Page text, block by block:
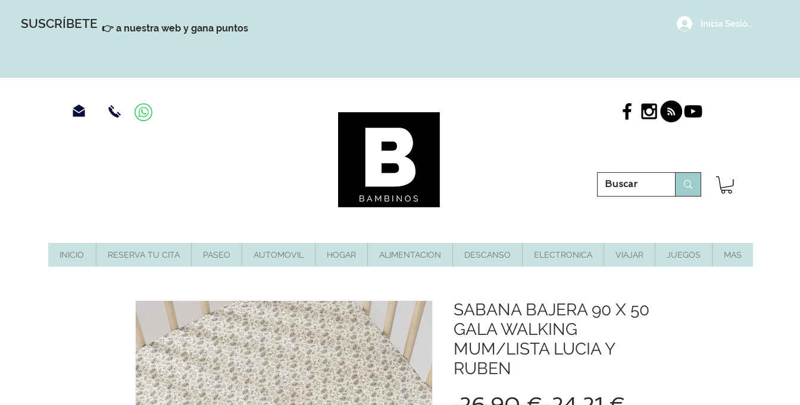
SUSCRÍBETE 👉 a nuestra web y gana puntos Inicia Sesión/
INICIO RESERVA TU CITA PASEO AUTOMOVIL HOGAR ALIMENTACION DESCANSO ELECTRONICA VIAJAR JUEGOS MAS
SABANA BAJERA 90 X 50
GALA WALKING
MUM/LISTA LUCIA Y
RUBEN